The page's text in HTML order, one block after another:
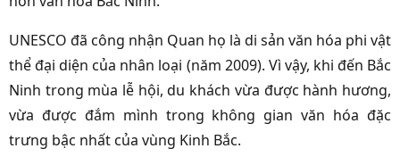
UNESCO đã công nhận Quan họ là di sản văn hóa phi vật
thể đại diện của nhân loại (năm 2009). Vì vậy, khi đến Bắc
Ninh trong mùa lễ hội, du khách vừa được hành hương,
vừa được đắm mình trong không gian văn hóa đặc
trưng bậc nhất của vùng Kinh Bắc.